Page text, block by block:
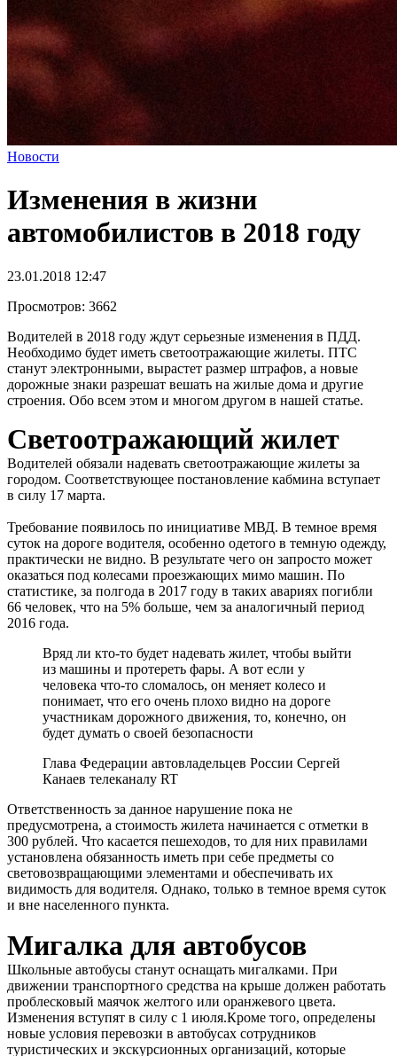
Новости
Изменения в жизни
автомобилистов в 2018 году
23.01.2018 12:47
Просмотров: 3662
Водителей в 2018 году ждут серьезные изменения в ПДД.
Необходимо будет иметь светоотражающие жилеты. ПТС
станут электронными, вырастет размер штрафов, а новые
дорожные знаки разрешат вешать на жилые дома и другие
строения. Обо всем этом и многом другом в нашей статье.
Светоотражающий жилет
Водителей обязали надевать светоотражающие жилеты за
городом. Соответствующее постановление кабмина вступает
в силу 17 марта.
Требование появилось по инициативе МВД. В темное время
суток на дороге водителя, особенно одетого в темную одежду,
практически не видно. В результате чего он запросто может
оказаться под колесами проезжающих мимо машин. По
статистике, за полгода в 2017 году в таких авариях погибли
66 человек, что на 5% больше, чем за аналогичный период
2016 года.
Вряд ли кто-то будет надевать жилет, чтобы выйти
из машины и протереть фары. А вот если у
человека что-то сломалось, он меняет колесо и
понимает, что его очень плохо видно на дороге
участникам дорожного движения, то, конечно, он
будет думать о своей безопасности
Глава Федерации автовладельцев России Сергей
Канаев телеканалу RT
Ответственность за данное нарушение пока не
предусмотрена, а стоимость жилета начинается с отметки в
300 рублей. Что касается пешеходов, то для них правилами
установлена обязанность иметь при себе предметы со
световозвращающими элементами и обеспечивать их
видимость для водителя. Однако, только в темное время суток
и вне населенного пункта.
Мигалка для автобусов
Школьные автобусы станут оснащать мигалками. При
движении транспортного средства на крыше должен работать
проблесковый маячок желтого или оранжевого цвета.
Изменения вступят в силу с 1 июля.Кроме того, определены
новые условия перевозки в автобусах сотрудников
туристических и экскурсионных организаций, которые